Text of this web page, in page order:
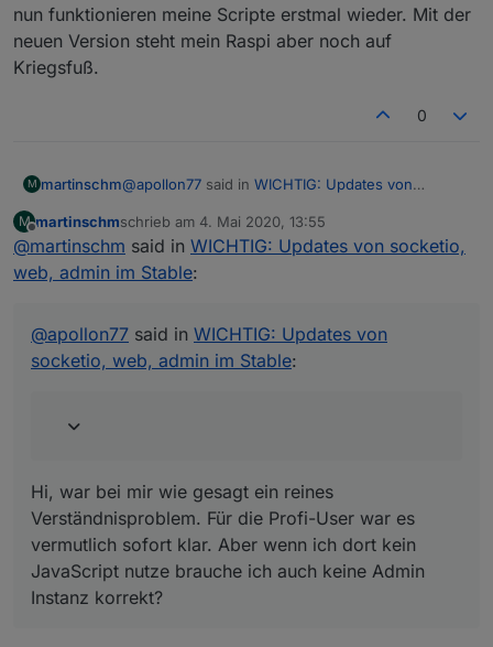
nun funktionieren meine Scripte erstmal wieder. Mit der
neuen Version steht mein Raspi aber noch auf
Kriegsfuß.
0
M martinschm@apollon77 said in WICHTIG: Updates von
@martinschmdas bedeutet das, wenn du
JavaScript auf einem Slave hast du auch dort
eine Admin Instanz (auch wenn inaktiv)
wieder besser.
Hi, war bei mir wie gesagt ein reines
vermutlich sofort klar. Aber wenn ich dort kein
JavaScript nutze brauche ich auch keine Admin
Instanz korrekt?
M
Offline
martinschmschrieb am 4. Mai 2020, 13:55
zuletzt editiert von
@martinschm said in WICHTIG: Updates von socketio,
web, admin im Stable:
@apollon77 said in WICHTIG: Updates von
socketio, web, admin im Stable:
Hi, war bei mir wie gesagt ein reines
Verständnisproblem. Für die Profi-User war es
vermutlich sofort klar. Aber wenn ich dort kein
JavaScript nutze brauche ich auch keine Admin
Instanz korrekt?